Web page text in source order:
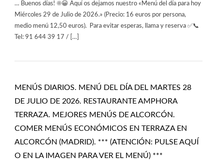
… Buenos días! ☀️😀 Aquí os dejamos nuestro «Menú del día para hoy
Miércoles 29 de Julio de 2026.» (Precio: 16 euros por persona,
medio menú 12,50 euros). Para evitar esperas, llama y reserva ✅📞
Tel: 91 644 39 17 / […]
MENÚS DIARIOS. MENÚ DEL DÍA DEL MARTES 28
DE JULIO DE 2026. RESTAURANTE AMPHORA
TERRAZA. MEJORES MENÚS DE ALCORCÓN.
COMER MENÚS ECONÓMICOS EN TERRAZA EN
ALCORCÓN (MADRID). *** (ATENCIÓN: PULSE AQUÍ
O EN LA IMAGEN PARA VER EL MENÚ) ***